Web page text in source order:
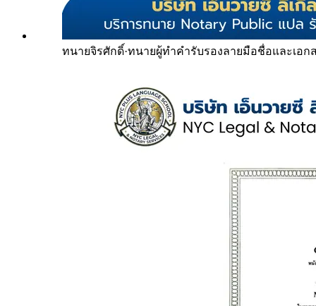
ทนายจิรศักดิ์·ทนายผู้ทำคำรับรองลายมือชื่อและเอก